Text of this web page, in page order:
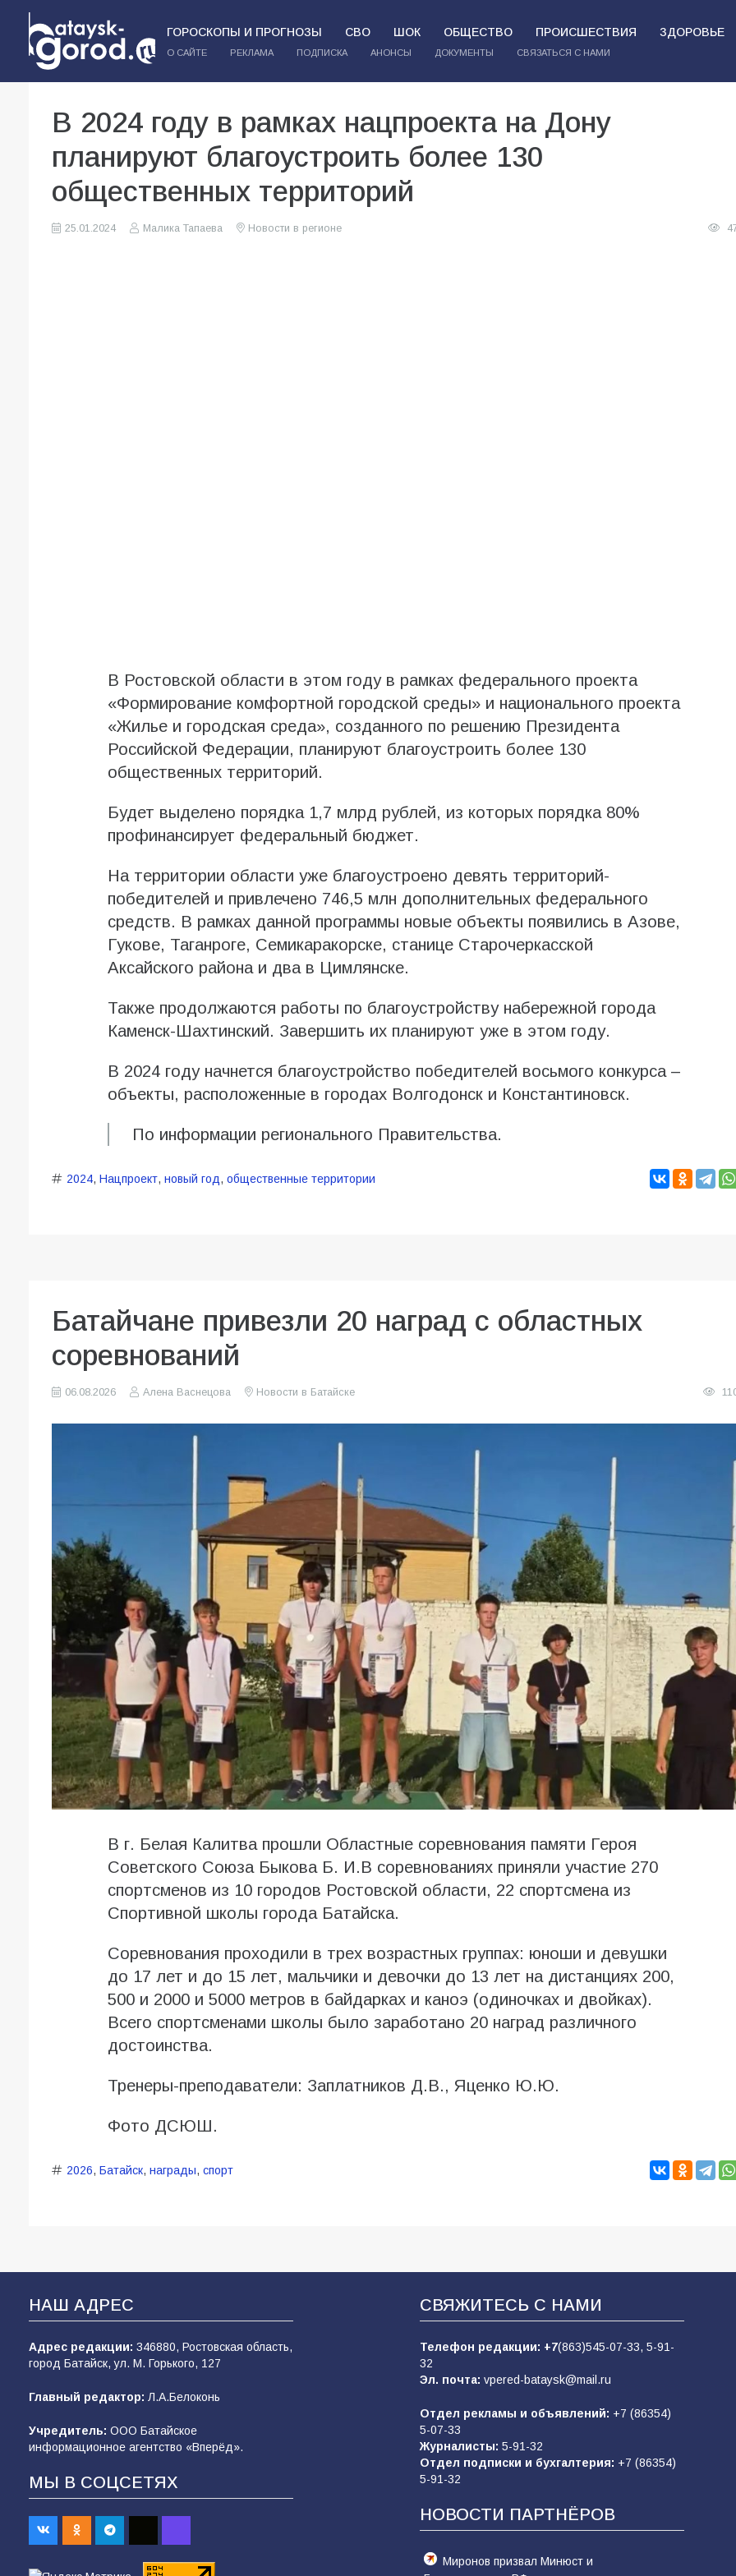
ГОРОСКОПЫ И ПРОГНОЗЫ СВО ШОК ОБЩЕСТВО ПРОИСШЕСТВИЯ ЗДОРОВЬЕ
О САЙТЕ РЕКЛАМА ПОДПИСКА АНОНСЫ ДОКУМЕНТЫ СВЯЗАТЬСЯ С НАМИ
В 2024 году в рамках нацпроекта на Дону
планируют благоустроить более 130
общественных территорий
25.01.2024 Малика Тапаева Новости в регионе
В Ростовской области в этом году в рамках федерального проекта
«Формирование комфортной городской среды» и национального проекта
«Жилье и городская среда», созданного по решению Президента
Российской Федерации, планируют благоустроить более 130
общественных территорий.
Будет выделено порядка 1,7 млрд рублей, из которых порядка 80%
профинансирует федеральный бюджет.
На территории области уже благоустроено девять территорий-
победителей и привлечено 746,5 млн дополнительных федерального
средств. В рамках данной программы новые объекты появились в Азове,
Гукове, Таганроге, Семикаракорске, станице Старочеркасской
Аксайского района и два в Цимлянске.
Также продолжаются работы по благоустройству набережной города
Каменск-Шахтинский. Завершить их планируют уже в этом году.
В 2024 году начнется благоустройство победителей восьмого конкурса –
объекты, расположенные в городах Волгодонск и Константиновск.
По информации регионального Правительства.
2024, Нацпроект, новый год, общественные территории
Батайчане привезли 20 наград с областных
соревнований
06.08.2026 Алена Васнецова Новости в Батайске
В г. Белая Калитва прошли Областные соревнования памяти Героя
Советского Союза Быкова Б. И.В соревнованиях приняли участие 270
спортсменов из 10 городов Ростовской области, 22 спортсмена из
Спортивной школы города Батайска.
Соревнования проходили в трех возрастных группах: юноши и девушки
до 17 лет и до 15 лет, мальчики и девочки до 13 лет на дистанциях 200,
500 и 2000 и 5000 метров в байдарках и каноэ (одиночках и двойках).
Всего спортсменами школы было заработано 20 наград различного
достоинства.
Тренеры-преподаватели: Заплатников Д.В., Яценко Ю.Ю.
Фото ДСЮШ.
2026, Батайск, награды, спорт
НАШ АДРЕС
Адрес редакции: 346880, Ростовская область,
город Батайск, ул. М. Горького, 127
Главный редактор: Л.А.Белоконь
Учредитель: ООО Батайское
информационное агентство «Вперёд».
МЫ В СОЦСЕТЯХ
СВЯЖИТЕСЬ С НАМИ
Телефон редакции: +7(863)545-07-33, 5-91-
32
Эл. почта: vpered-bataysk@mail.ru
Отдел рекламы и объявлений: +7 (86354)
5-07-33
Журналисты: 5-91-32
Отдел подписки и бухгалтерия: +7 (86354)
5-91-32
НОВОСТИ ПАРТНЁРОВ
Миронов призвал Минюст и